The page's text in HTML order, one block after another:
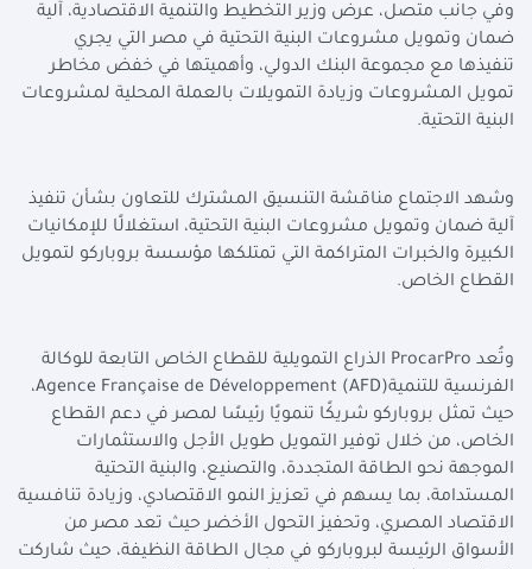
وفي جانب متصل، عرض وزير التخطيط والتنمية الاقتصادية، آلية
ضمان وتمويل مشروعات البنية التحتية في مصر التي يجري
تنفيذها مع مجموعة البنك الدولي، وأهميتها في خفض مخاطر
تمويل المشروعات وزيادة التمويلات بالعملة المحلية لمشروعات
البنية التحتية.
وشهد الاجتماع مناقشة التنسيق المشترك للتعاون بشأن تنفيذ
آلية ضمان وتمويل مشروعات البنية التحتية، استغلالًا للإمكانيات
الكبيرة والخبرات المتراكمة التي تمتلكها مؤسسة بروباركو لتمويل
القطاع الخاص.
وتُعد ProcarPro الذراع التمويلية للقطاع الخاص التابعة للوكالة
الفرنسية للتنميةAgence Française de Développement (AFD)،
حيث تمثل بروباركو شريكًا تنمويًا رئيسًا لمصر في دعم القطاع
الخاص، من خلال توفير التمويل طويل الأجل والاستثمارات
الموجهة نحو الطاقة المتجددة، والتصنيع، والبنية التحتية
المستدامة، بما يسهم في تعزيز النمو الاقتصادي، وزيادة تنافسية
الاقتصاد المصري، وتحفيز التحول الأخضر حيث تعد مصر من
الأسواق الرئيسة لبروباركو في مجال الطاقة النظيفة، حيث شاركت